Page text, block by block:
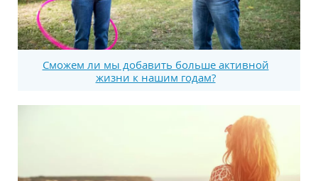
Сможем ли мы добавить больше активной
жизни к нашим годам?